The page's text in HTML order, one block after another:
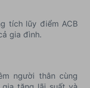
tích lũy điểm ACB
gia đình.
người thân cùng